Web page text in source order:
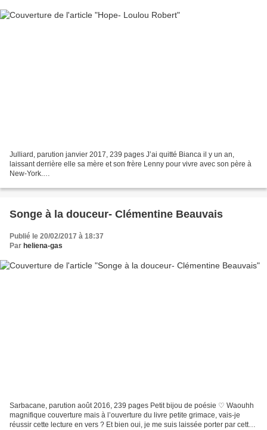
Julliard, parution janvier 2017, 239 pages J’ai quitté Bianca il y un an,
laissant derrière elle sa mère et son frère Lenny pour vivre avec son père à
New-York.
Son ami Jeff de l’hôpital...
Songe à la douceur- Clémentine Beauvais
Publié le 20/02/2017 à 18:37
Par heliena-gas
Sarbacane, parution août 2016, 239 pages Petit bijou de poésie ♡ Waouhh
magnifique couverture mais à l’ouverture du livre petite grimace, vais-je
réussir cette lecture en vers ? Et bien oui, je me suis laissée porter par cette